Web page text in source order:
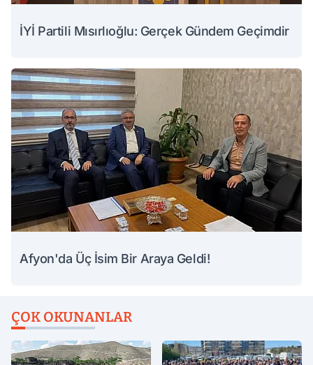
İYİ Partili Mısırlıoğlu: Gerçek Gündem Geçimdir
Afyon'da Üç İsim Bir Araya Geldi!
ÇOK OKUNANLAR